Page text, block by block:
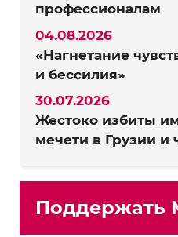
профессионалам
«Нагнетание
и бессилия»
04.08.2026
Жестоко избиты
мечети в Грузии и
30.07.2026
Поддержать